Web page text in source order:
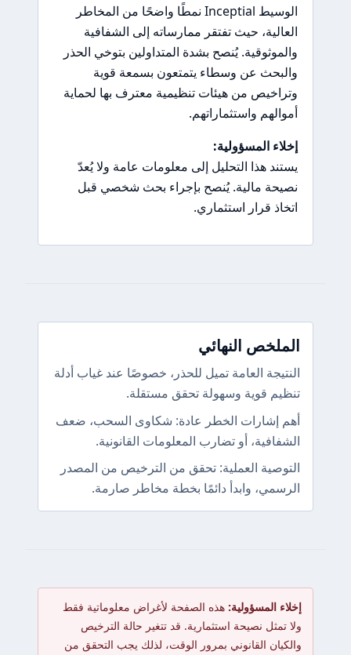
الوسيط Inceptial نمطًا واضحًا من المخاطر
العالية، حيث تفتقر ممارساته إلى الشفافية
والموثوقية. يُنصح بشدة المتداولين بتوخي الحذر
والبحث عن وسطاء يتمتعون بسمعة قوية
وتراخيص من هيئات تنظيمية معترف بها لحماية
أموالهم واستثماراتهم.
إخلاء المسؤولية:
يستند هذا التحليل إلى معلومات عامة ولا يُعدّ
نصيحة مالية. يُنصح بإجراء بحث شخصي قبل
اتخاذ قرار استثماري.
الملخص النهائي
النتيجة العامة تميل للحذر، خصوصًا عند غياب أدلة
تنظيم قوية وسهولة تحقق مستقلة.
أهم إشارات الخطر عادة: شكاوى السحب، ضعف
الشفافية، أو تضارب المعلومات القانونية.
التوصية العملية: تحقق من الترخيص من المصدر
الرسمي، وابدأ دائمًا بخطة مخاطر صارمة.
إخلاء المسؤولية: هذه الصفحة لأغراض معلوماتية فقط
ولا تمثل نصيحة استثمارية. قد تتغير حالة الترخيص
والكيان القانوني بمرور الوقت، لذلك يجب التحقق من